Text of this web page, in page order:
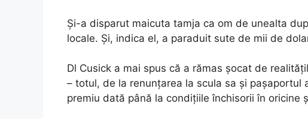
Și-a disparut maicuta tamja ca om de unealta
locale. Și, indica el, a paraduit sute de mii de
Dl Cusick a mai spus că a rămas șocat de
– totul, de la renunțarea la scula sa și pașaportul
premiu dată până la condițiile închisorii în oricine